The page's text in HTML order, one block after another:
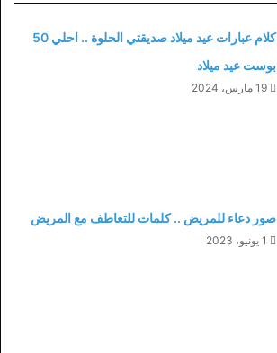
كلام عبارات عيد ميلاد صديقتي الحلوة .. احلي 50
بوست عيد ميلاد
19 مارس، 2024
صور دعاء للمريض .. كلمات للتعاطف مع المريض
1 يونيو، 2023